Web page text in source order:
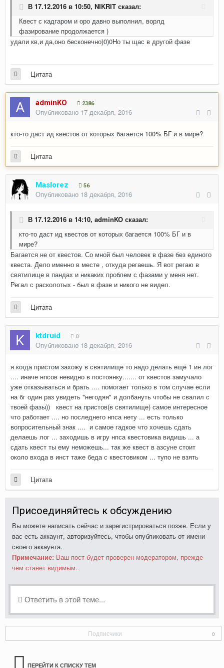
В 17.12.2016 в 10:50, NIKRIT сказал:
Квест с кадгаром и оро давно выполнил, ворлд
фазирование продолжается )
удали кв,и да,оно бесконечно)0)0Но ты щас в другой фазе
Цитата
adminKO 2386
Опубликовано 17 декабря, 2016
кто-то даст ид квестов от которых багается 100% БГ и в мире?
Цитата
Maslorez 56
Опубликовано 18 декабря, 2016
В 17.12.2016 в 14:10, adminKO сказал:
кто-то даст ид квестов от которых багается 100% БГ и в
мире?
Багается не от квестов. Со мной был человек в фазе без единого
квеста. Дело именно в месте , откуда регаешь. Я вот регаю в
святилище в пандах и никаких проблем с фазами у меня нет.
Регал с расколотых - был в фазе и никого не видел.
Цитата
ktdruid 0
Опубликовано 18 декабря, 2016
я когда пристом захожу в святилище то надо делать ещё 1 ин лог
.... иначе нпсов невидно в постоянку....... от квестов замучало
уже отказываться и брать .... помогает только в том случае если
на бг один раз увидеть "негодяя" и долбануть чтобы не свалил с
твоей фазы)) квест на пристов(в святилище) самое интересное
что работает .... но последнего нпса нету ... есть только
вопросительный знак .... и самое гадкое что хочешь сдать
делаешь лог ... заходишь в игру нпса квестовика видишь ... а
сдать квест ты ему неможешь... так же квест в азсуне стоит
около входа в инст таже беда с квестовиком ... тупо не взять
Цитата
Присоединяйтесь к обсуждению
Вы можете написать сейчас и зарегистрироваться позже. Если у
вас есть аккаунт, авторизуйтесь, чтобы опубликовать от имени
своего аккаунта.
Примечание: Ваш пост будет проверен модератором, прежде
чем станет видимым.
Ответить в этой теме...
Подписчики 0
ПЕРЕЙТИ К СПИСКУ ТЕМ